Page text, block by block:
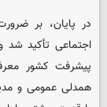
در پایان، بر
اجتماعی تأکید شد
پیشرفت کشور
همدلی عمومی و